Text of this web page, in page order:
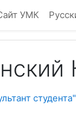
УМК
студента"